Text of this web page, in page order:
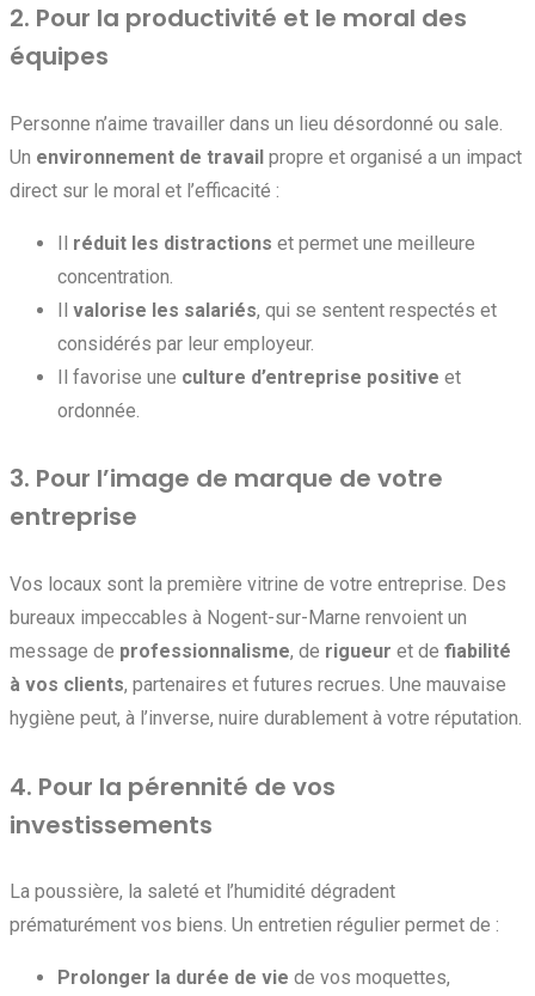
2. Pour la productivité et le moral des
équipes
Personne n’aime travailler dans un lieu désordonné ou sale.
Un environnement de travail propre et organisé a un impact
direct sur le moral et l’efficacité :
Il réduit les distractions et permet une meilleure
concentration.
Il valorise les salariés, qui se sentent respectés et
considérés par leur employeur.
Il favorise une culture d’entreprise positive et
ordonnée.
3. Pour l’image de marque de votre
entreprise
Vos locaux sont la première vitrine de votre entreprise. Des
bureaux impeccables à Nogent-sur-Marne renvoient un
message de professionnalisme, de rigueur et de fiabilité
à vos clients, partenaires et futures recrues. Une mauvaise
hygiène peut, à l’inverse, nuire durablement à votre réputation.
4. Pour la pérennité de vos
investissements
La poussière, la saleté et l’humidité dégradent
prématurément vos biens. Un entretien régulier permet de :
Prolonger la durée de vie de vos moquettes,